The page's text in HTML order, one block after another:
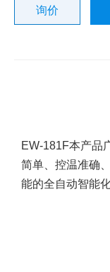
询价
EW-181F本产品
简单、控温准确
能的全自动智能